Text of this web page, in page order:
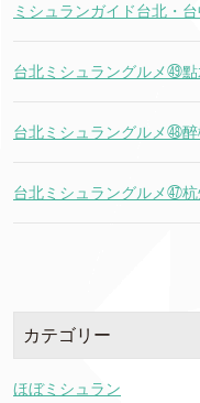
ミシュランガイド台北・
台北ミシュラングルメ㊾
台北ミシュラングルメ㊽
台北ミシュラングルメ㊼
カテゴリー
ほぼミシュラン